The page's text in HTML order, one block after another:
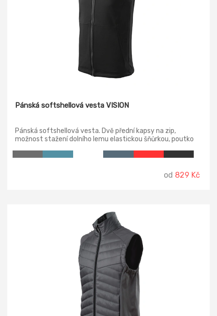
Pánská softshellová vesta VISION
Pánská softshellová vesta. Dvě přední kapsy na zip,
možnost stažení dolního lemu elastickou šňůrkou, poutko
od 829 Kč